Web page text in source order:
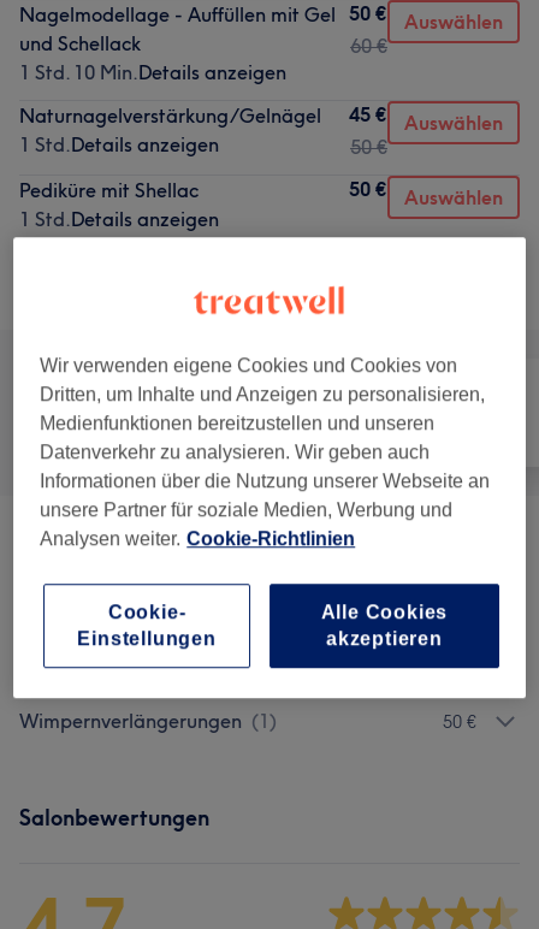
Nagelmodellage - Auffüllen mit Gel
und Schellack
1 Std. 10 Min.Details anzeigen
50 €
60 €
Auswählen
Naturnagelverstärkung/Gelnägel
1 Std.Details anzeigen
45 €
50 €
Auswählen
Pediküre mit Shellac
1 Std.Details anzeigen
50 € Auswählen
Alle Nägel
Augenbrauen & Wimpernbehandlungen
Gesichtsbehandlungen ab 50 €
Maniküre & Pediküre (6)
Wimpernverlängerungen (1) 50 €
Salonbewertungen
Wir verwenden eigene Cookies und Cookies von
Dritten, um Inhalte und Anzeigen zu personalisieren,
Medienfunktionen bereitzustellen und unseren
Datenverkehr zu analysieren. Wir geben auch
Informationen über die Nutzung unserer Webseite an
unsere Partner für soziale Medien, Werbung und
Analysen weiter. Cookie-Richtlinien
Cookie-
Einstellungen
Alle Cookies
akzeptieren